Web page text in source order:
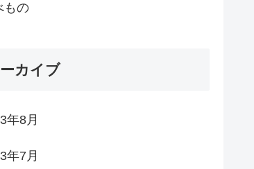
もの
カイブ
年8月
年7月